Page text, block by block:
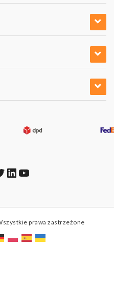
LinkedIn
YouTube
prawa zastrzeżone